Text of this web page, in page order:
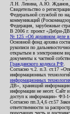
Л.Н. Левина, А.Ю.
Свидетельство о
Федеральной службой по
коммуникаций
Федерация, зарубежные
В 2006 г. проект «Дебри-
№ 125 «Об архивном деле в
Основной фонд архива
рукописи по
открытым в электронном
документы к частной
Гражданского кодекса РФ
Согласно ч.2. п.3. ст.17
информационных
информационных
ДВ», хранящий информацию,
информации не несет. Сайт
доступ к информации» ФЗ-
Согласно пп.3,4,6 ст.57
ответственности за
порочащих честь и